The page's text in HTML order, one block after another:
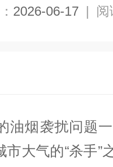
2026-06-17 | 阅
油烟袭扰问题
市大气的“杀手”